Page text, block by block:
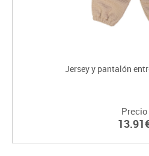
Jersey y pantalón
Precio